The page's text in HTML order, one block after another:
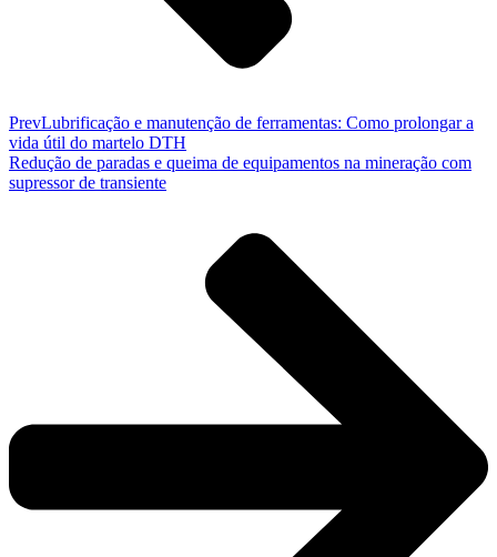
PrevLubrificação e manutenção de ferramentas: Como prolongar a
vida útil do martelo DTH
Redução de paradas e queima de equipamentos na mineração com
supressor de transiente